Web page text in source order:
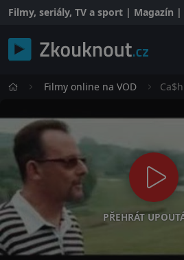
Filmy, seriály, TV a sport | Magazín |
Filmy online na VOD Ca$h
PŘEHRÁT